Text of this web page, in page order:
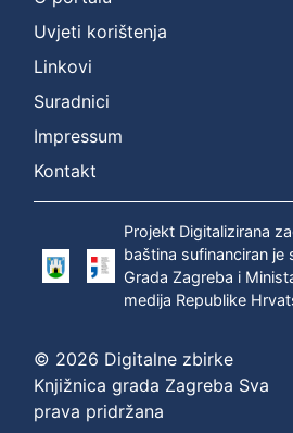
Uvjeti korištenja
Linkovi
Suradnici
Impressum
Kontakt
Projekt Digitalizirana
baština sufinanciran je
Grada Zagreba i
medija Republike
© 2026 Digitalne zbirke
Knjižnica grada Zagreba Sva
prava pridržana